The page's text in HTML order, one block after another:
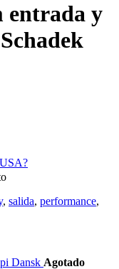
entrada y
, salida, performance,
Agotado